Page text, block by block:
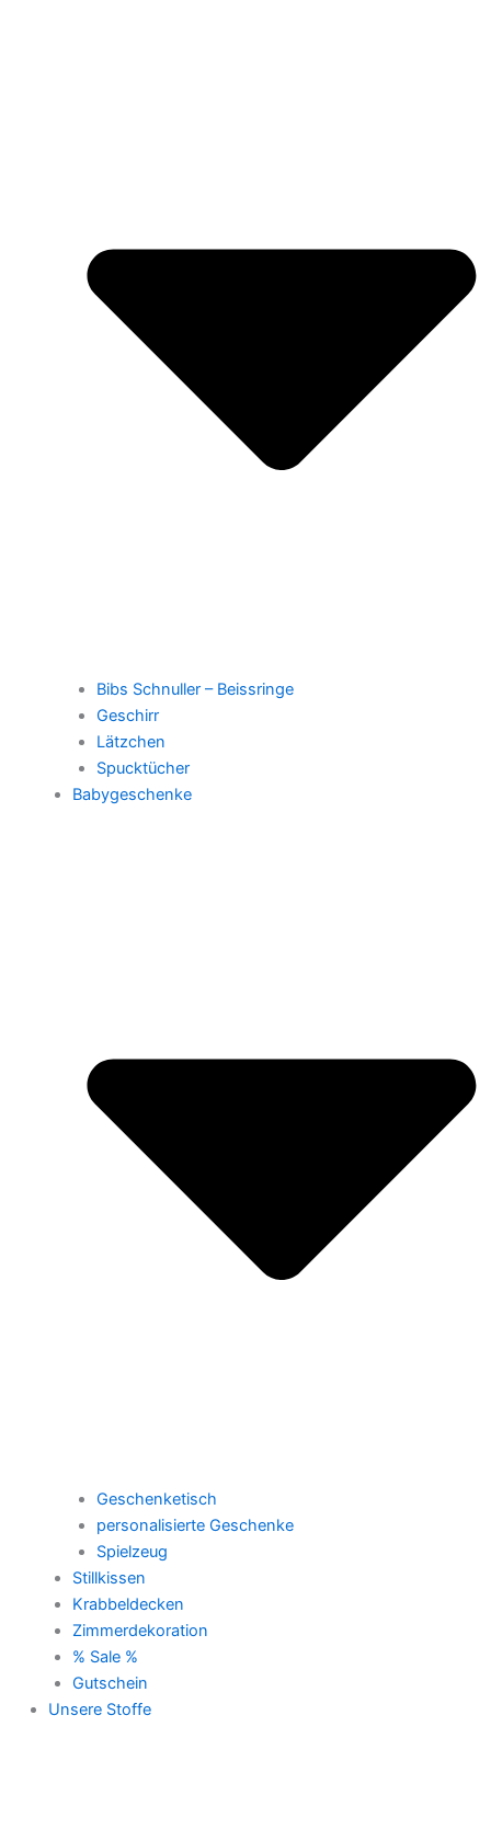
Bibs Schnuller – Beissringe
Geschirr
Lätzchen
Spucktücher
Babygeschenke
Geschenketisch
personalisierte Geschenke
Spielzeug
Stillkissen
Krabbeldecken
Zimmerdekoration
% Sale %
Gutschein
Unsere Stoffe